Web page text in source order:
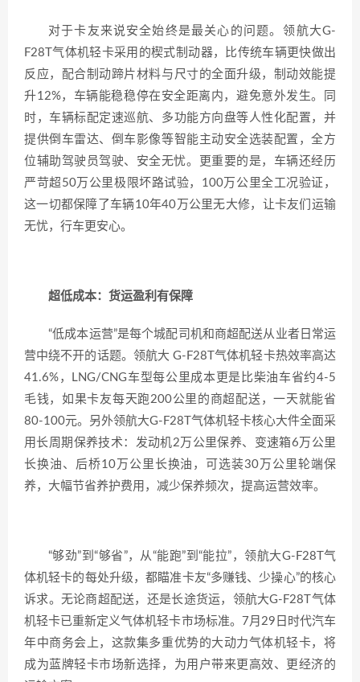
对于卡友来说安全始终是最关心的问题。​领航大G-
F28T气体机轻卡采用的楔式制动器，比传统车辆更快做出
反应，配合制动蹄片材料与尺寸的全面升级，制动效能提
升12%，车辆能稳稳停在安全距离内，避免意外发生。同
时，车辆标配定速巡航、多功能方向盘等人性化配置，并
提供倒车雷达、倒车影像等智能主动安全选装配置，全方
位辅助驾驶员驾驶、安全无忧。​更重要的是，车辆还经历
严苛超50万公里极限坏路试验，100万公里全工况验证，
这一切都保障了车辆10年40万公里无大修，让卡友们运输
无忧，行车更安心。
超低成本：货运盈利有保障
“低成本运营”是每个城配司机和商超配送从业者日常运
营中绕不开的话题。领航大 G-F28T气体机轻卡热效率高达
41.6%，LNG/CNG车型每公里成本更是比柴油车省约4-5
毛钱，如果卡友每天跑200公里的商超配送，一天就能省
80-100元。另外领航大G-F28T气体机轻卡核心大件全面采
用长周期保养技术：发动机2万公里保养、变速箱6万公里
长换油、后桥10万公里长换油，可选装30万公里轮端保
养，大幅节省养护费用，减少保养频次，提高运营效率。
“够劲”到“够省”，从“能跑”到“能拉”，领航大G-F28T气
体机轻卡的每处升级，都瞄准卡友“多赚钱、少操心”的核心
诉求。无论商超配送，还是长途货运，领航大G-F28T气体
机轻卡已重新定义气体机轻卡市场标准。7月29日时代汽车
年中商务会上，这款集多重优势的大动力气体机轻卡，将
成为蓝牌轻卡市场新选择，为用户带来更高效、更经济的